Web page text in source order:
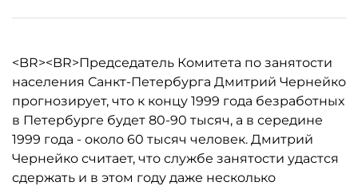
<BR><BR>Председатель Комитета по занятости
населения Санкт-Петербурга Дмитрий Чернейко
прогнозирует, что к концу 1999 года безработных
в Петербурге будет 80-90 тысяч, а в середине
1999 года - около 60 тысяч человек. Дмитрий
Чернейко считает, что службе занятости удастся
сдержать и в этом году даже несколько